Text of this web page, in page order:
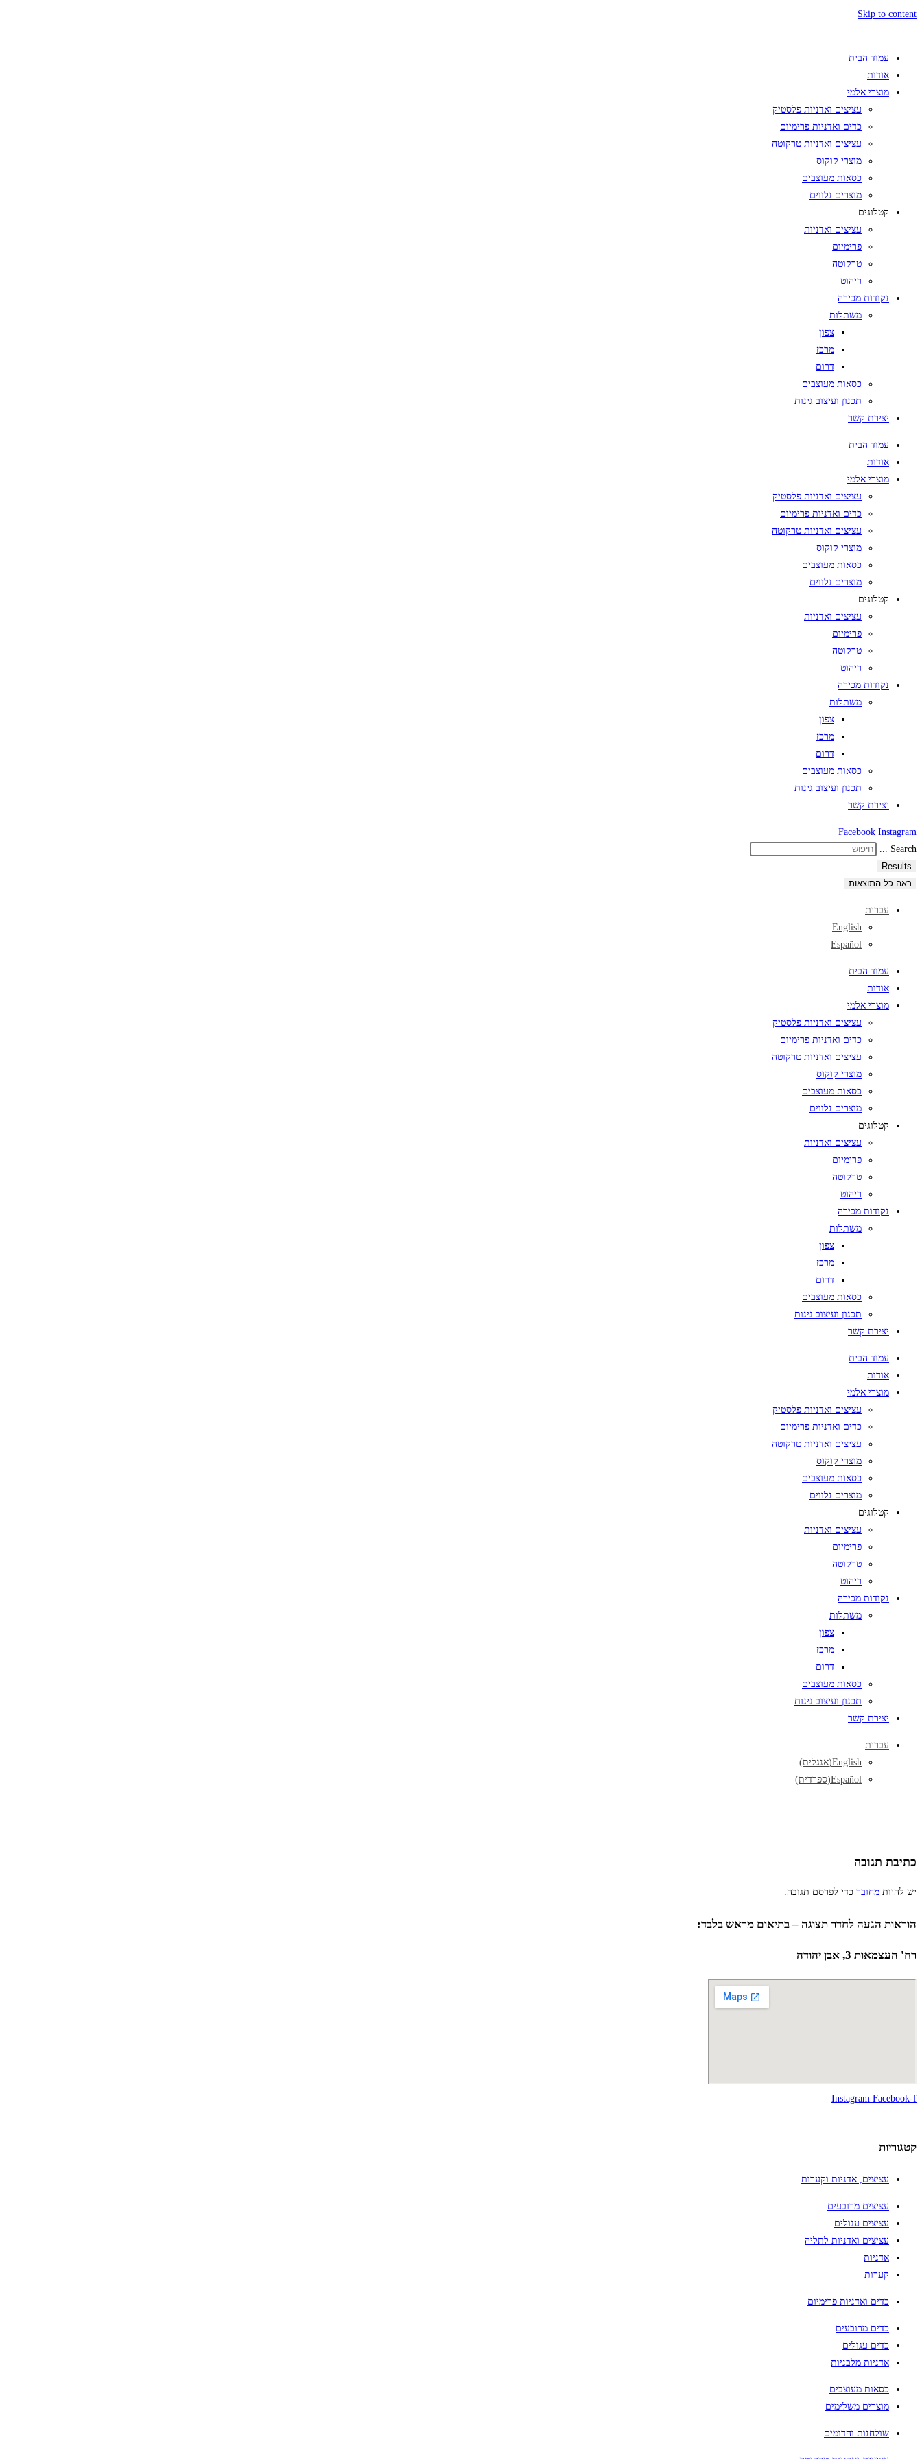
Skip to content
עמוד הבית
אודות
מוצרי אלמי
עציצים ואדניות פלסטיק
כדים ואדניות פרימיום
עציצים ואדניות טרקוטה
מוצרי קוקוס
כסאות מעוצבים
מוצרים נלווים
קטלוגים
עציצים ואדניות
פרימיום
טרקוטה
ריהוט
נקודות מכירה
משתלות
צפון
מרכז
דרום
כסאות מעוצבים
תכנון ועיצוב גינות
יצירת קשר
עמוד הבית
אודות
מוצרי אלמי
עציצים ואדניות פלסטיק
כדים ואדניות פרימיום
עציצים ואדניות טרקוטה
מוצרי קוקוס
כסאות מעוצבים
מוצרים נלווים
קטלוגים
עציצים ואדניות
פרימיום
טרקוטה
ריהוט
נקודות מכירה
משתלות
צפון
מרכז
דרום
כסאות מעוצבים
תכנון ועיצוב גינות
יצירת קשר
Facebook Instagram
Search ...
Results
ראה כל התוצאות
עברית
English
Español
עמוד הבית
אודות
מוצרי אלמי
עציצים ואדניות פלסטיק
כדים ואדניות פרימיום
עציצים ואדניות טרקוטה
מוצרי קוקוס
כסאות מעוצבים
מוצרים נלווים
קטלוגים
עציצים ואדניות
פרימיום
טרקוטה
ריהוט
נקודות מכירה
משתלות
צפון
מרכז
דרום
כסאות מעוצבים
תכנון ועיצוב גינות
יצירת קשר
עמוד הבית
אודות
מוצרי אלמי
עציצים ואדניות פלסטיק
כדים ואדניות פרימיום
עציצים ואדניות טרקוטה
מוצרי קוקוס
כסאות מעוצבים
מוצרים נלווים
קטלוגים
עציצים ואדניות
פרימיום
טרקוטה
ריהוט
נקודות מכירה
משתלות
צפון
מרכז
דרום
כסאות מעוצבים
תכנון ועיצוב גינות
יצירת קשר
עברית
English
(אנגלית)
Español
(ספרדית)
כתיבת תגובה
יש להיות מחובר כדי לפרסם תגובה.
הוראות הגעה לחדר תצוגה – בתיאום מראש בלבד:
רח' העצמאות 3, אבן יהודה
Instagram Facebook-f
קטגוריות
עציצים, אדניות וקערות
עציצים מרובעים
עציצים עגולים
עציצים ואדניות לתליה
אדניות
קערות
כדים ואדניות פרימיום
כדים מרובעים
כדים עגולים
אדניות מלבניות
כסאות מעוצבים
מוצרים משלימים
שולחנות והדומים